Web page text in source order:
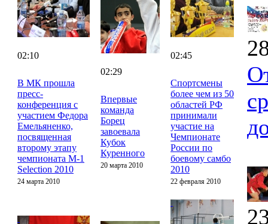
02:10
В МК прошла
пресс-
конференция с
участием Федора
Емельяненко,
посвященная
второму этапу
чемпионата M-1
Selection 2010
24 марта 2010
02:29
Впервые
команда
Борец
завоевала
Кубок
Куренного
20 марта 2010
02:45
Спортсмены
более чем из 50
областей РФ
принимали
участие на
Чемпионате
России по
боевому самбо
2010
22 февраля 2010